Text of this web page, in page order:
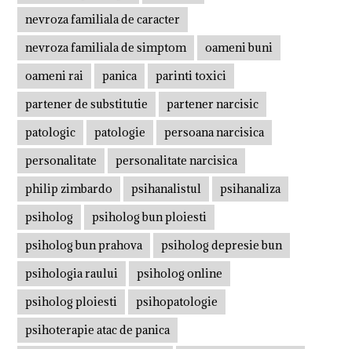
nevroza familiala de caracter
nevroza familiala de simptom
oameni buni
oameni rai
panica
parinti toxici
partener de substitutie
partener narcisic
patologic
patologie
persoana narcisica
personalitate
personalitate narcisica
philip zimbardo
psihanalistul
psihanaliza
psiholog
psiholog bun ploiesti
psiholog bun prahova
psiholog depresie bun
psihologia raului
psiholog online
psiholog ploiesti
psihopatologie
psihoterapie atac de panica